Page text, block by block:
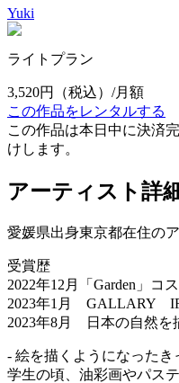
Yuki
ライトプラン
3,520円
（税込）/月額
この作品をレンタルする
この作品は本日中に決済
けします。
アーティスト詳
愛媛県出身東京都在住の
受賞歴
2022年12月「Garden」
2023年1月 GALLARY
2023年8月 日本の自然
- 絵を描くようになったき
学生の頃、油彩画やパス